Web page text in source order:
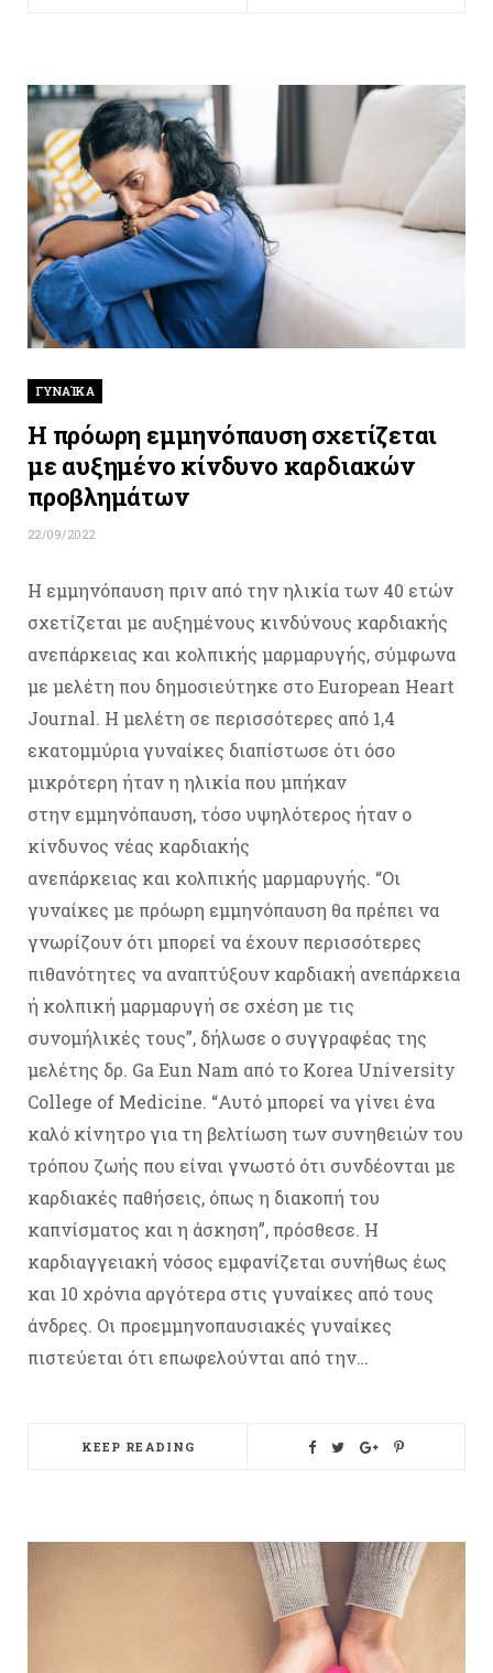
ΓΥΝΑΊΚΑ
Η πρόωρη εμμηνόπαυση σχετίζεται
με αυξημένο κίνδυνο καρδιακών
προβλημάτων
22/09/2022
Η εμμηνόπαυση πριν από την ηλικία των 40 ετών
σχετίζεται με αυξημένους κινδύνους καρδιακής
ανεπάρκειας και κολπικής μαρμαρυγής, σύμφωνα
με μελέτη που δημοσιεύτηκε στο European Heart
Journal. Η μελέτη σε περισσότερες από 1,4
εκατομμύρια γυναίκες διαπίστωσε ότι όσο
μικρότερη ήταν η ηλικία που μπήκαν
στην εμμηνόπαυση, τόσο υψηλότερος ήταν ο
κίνδυνος νέας καρδιακής
ανεπάρκειας και κολπικής μαρμαρυγής. “Οι
γυναίκες με πρόωρη εμμηνόπαυση θα πρέπει να
γνωρίζουν ότι μπορεί να έχουν περισσότερες
πιθανότητες να αναπτύξουν καρδιακή ανεπάρκεια
ή κολπική μαρμαρυγή σε σχέση με τις
συνομήλικές τους”, δήλωσε ο συγγραφέας της
μελέτης δρ. Ga Eun Nam από το Korea University
College of Medicine. “Αυτό μπορεί να γίνει ένα
καλό κίνητρο για τη βελτίωση των συνηθειών του
τρόπου ζωής που είναι γνωστό ότι συνδέονται με
καρδιακές παθήσεις, όπως η διακοπή του
καπνίσματος και η άσκηση”, πρόσθεσε. Η
καρδιαγγειακή νόσος εμφανίζεται συνήθως έως
και 10 χρόνια αργότερα στις γυναίκες από τους
άνδρες. Οι προεμμηνοπαυσιακές γυναίκες
πιστεύεται ότι επωφελούνται από την…
KEEP READING